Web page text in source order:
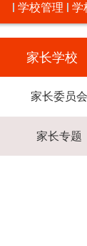
学校管理 学
家长学校
家长委员会
家长专题